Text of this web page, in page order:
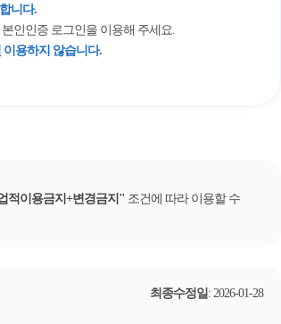
니다.
인인증 로그인을 이용해 주세요.
용하지 않습니다.
적이용금지+변경금지
조건에 따라 이용할 수
최종수정일: 2026-01-28